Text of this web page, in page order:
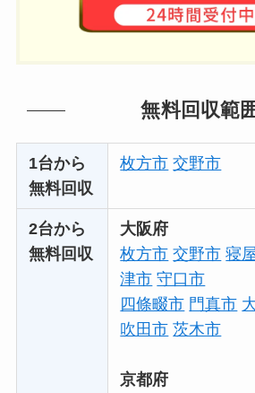
無料回収範
1台から
無料回収
枚方市 交野市
2台から
無料回収
大阪府
枚方市 交野市 寝
津市 守口市
四條畷市 門真市
吹田市 茨木市
京都府